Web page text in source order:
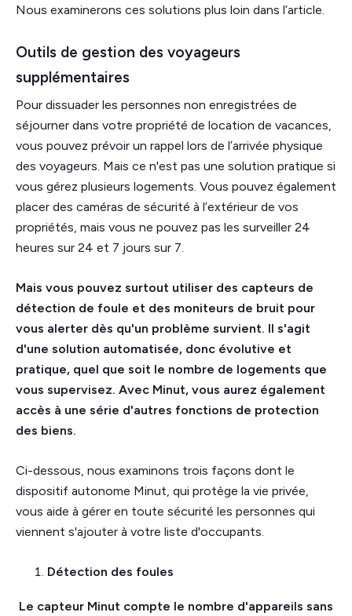
Nous examinerons ces solutions plus loin dans l’article.
Outils de gestion des voyageurs
supplémentaires
Pour dissuader les personnes non enregistrées de
séjourner dans votre propriété de location de vacances,
vous pouvez prévoir un rappel lors de l’arrivée physique
des voyageurs. Mais ce n'est pas une solution pratique si
vous gérez plusieurs logements. Vous pouvez également
placer des caméras de sécurité à l’extérieur de vos
propriétés, mais vous ne pouvez pas les surveiller 24
heures sur 24 et 7 jours sur 7.
Mais vous pouvez surtout utiliser des capteurs de
détection de foule et des moniteurs de bruit pour
vous alerter dès qu'un problème survient. Il s'agit
d'une solution automatisée, donc évolutive et
pratique, quel que soit le nombre de logements que
vous supervisez. Avec Minut, vous aurez également
accès à une série d'autres fonctions de protection
des biens.
Ci-dessous, nous examinons trois façons dont le
dispositif autonome Minut, qui protège la vie privée,
vous aide à gérer en toute sécurité les personnes qui
viennent s'ajouter à votre liste d'occupants.
Détection des foules
Le capteur Minut compte le nombre d'appareils sans